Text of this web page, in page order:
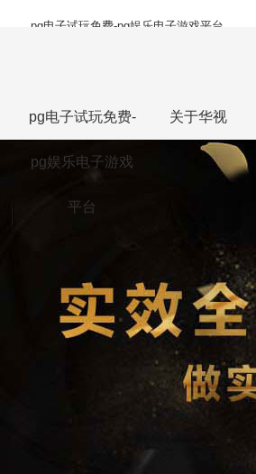
pg电子试玩免费-pg娱乐电子游戏平台
pg电子试玩免费-
pg娱乐电子游戏
平台
关于华视